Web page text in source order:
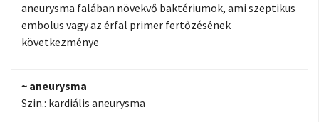
aneurysma falában növekvő baktériumok, ami szeptikus
embolus vagy az érfal primer fertőzésének
következménye
~ aneurysma
Szin.: kardiális aneurysma